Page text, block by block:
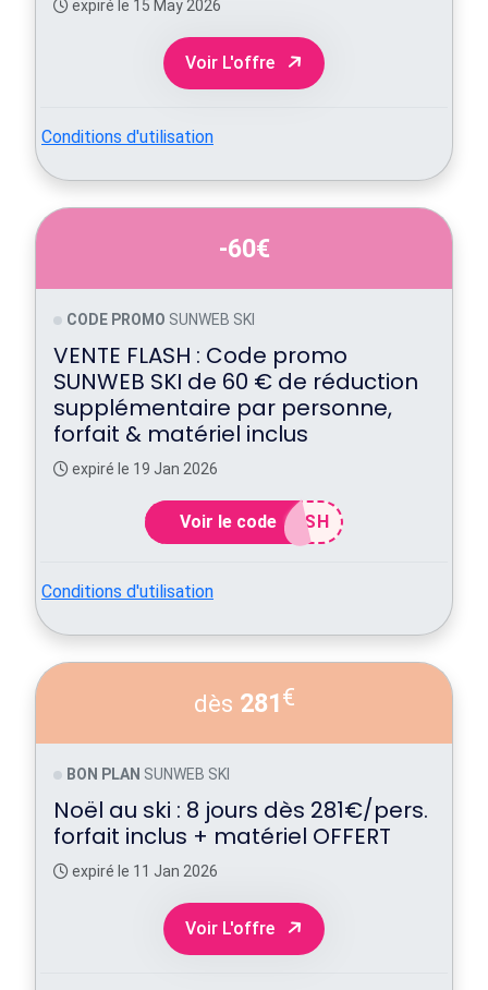
expiré le 15 May 2026
Voir L'offre
Conditions d'utilisation
-60€
CODE PROMO SUNWEB SKI
VENTE FLASH : Code promo
SUNWEB SKI de 60 € de réduction
supplémentaire par personne,
forfait & matériel inclus
expiré le 19 Jan 2026
Voir le code ASH
Conditions d'utilisation
dès 281€
BON PLAN SUNWEB SKI
Noël au ski : 8 jours dès 281€/pers.
forfait inclus + matériel OFFERT
expiré le 11 Jan 2026
Voir L'offre